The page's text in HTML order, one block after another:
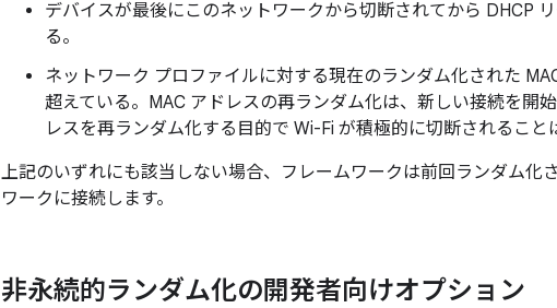
デバイスが最後にこのネットワークから切断されてから DHCP
る。
ネットワーク プロファイルに対する現在のランダム化された
超えている。MAC アドレスの再ランダム化は、新しい接続を開
レスを再ランダム化する目的で Wi-Fi が積極的に切断されること
上記のいずれにも該当しない場合、フレームワークは前回ランダム化
ワークに接続します。
非永続的ランダム化の開発者向けオプション